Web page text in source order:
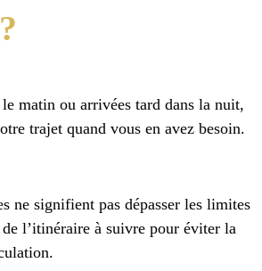
matin ou arrivées tard dans la nuit,
trajet quand vous en avez besoin.
ne signifient pas dépasser les limites
l’itinéraire à suivre pour éviter la